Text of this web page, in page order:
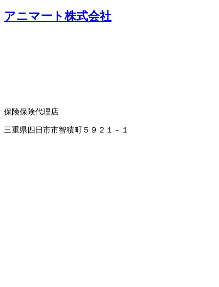
アニマート株式会社
保険保険代理店
三重県四日市市智積町５９２１－１